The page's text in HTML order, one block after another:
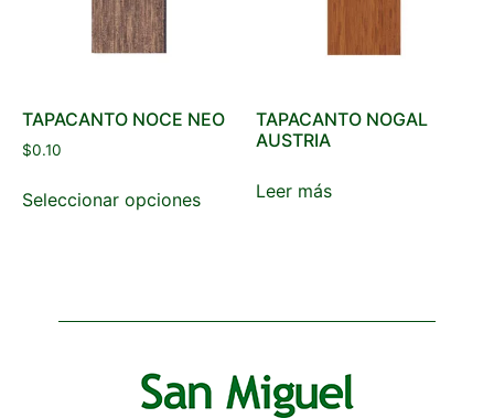
TAPACANTO NOCE NEO
$0.10
Seleccionar opciones
TAPACANTO NOGAL
AUSTRIA
Leer más